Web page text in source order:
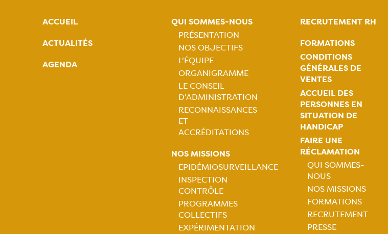
ACCUEIL
ACTUALITÉS
AGENDA
QUI SOMMES-NOUS
Navigation
principale
PRÉSENTATION
NOS OBJECTIFS
L'ÉQUIPE
ORGANIGRAMME
LE CONSEIL
D'ADMINISTRATION
RECONNAISSANCES
ET
ACCRÉDITATIONS
NOS MISSIONS
Navigation
principale
EPIDÉMIOSURVEILLANCE
INSPECTION
CONTRÔLE
PROGRAMMES
COLLECTIFS
EXPÉRIMENTATION
RECRUTEMENT RH
FORMATIONS
CONDITIONS
GÉNÉRALES DE
VENTES
ACCUEIL DES
PERSONNES EN
SITUATION DE
HANDICAP
FAIRE UNE
RÉCLAMATION
Navigation
principale
QUI SOMMES-
NOUS
NOS MISSIONS
FORMATIONS
RECRUTEMENT
PRESSE